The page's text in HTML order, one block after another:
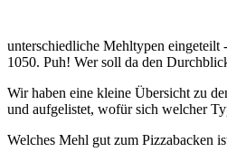
unterschiedliche Mehltypen eingeteilt
1050. Puh! Wer soll da den
Wir haben eine kleine Übersicht zu
und aufgelistet, wofür sich welcher
Welches Mehl gut zum Pizzabacken